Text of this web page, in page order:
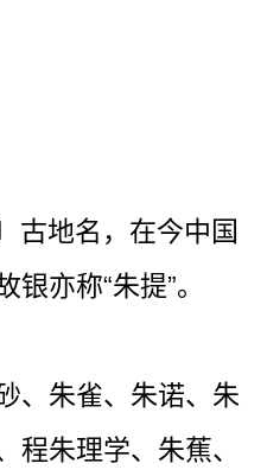
古地名，在今中国
亦称“朱提”。
、朱雀、朱诺、朱
程朱理学、朱蕉、